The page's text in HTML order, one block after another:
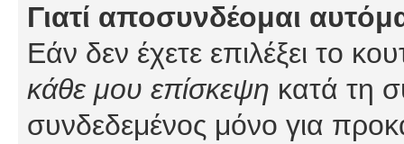
Γιατί αποσυνδέομαι
Εάν δεν έχετε επιλέξει το
κάθε μου επίσκεψη κατά τη
συνδεδεμένος μόνο για